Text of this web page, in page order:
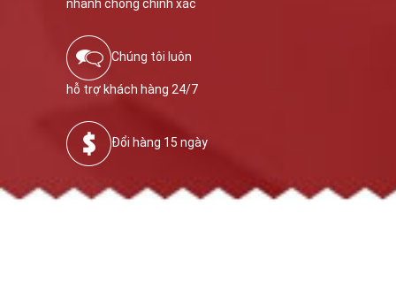
nhanh chóng chính xác
Chúng tôi luôn
hỗ trợ khách hàng 24/7
Đổi hàng 15 ngày